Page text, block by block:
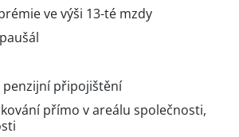
ve výši 13-té mzdy
penzijní připojištění
přímo v areálu společnosti,